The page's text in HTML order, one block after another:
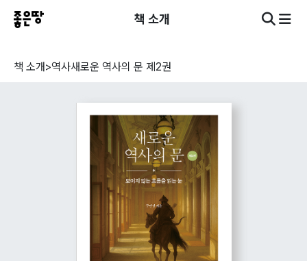
책 소개
책 소개>역사새로운 역사의 문 제2권